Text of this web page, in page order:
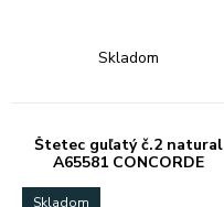
Skladom
Štetec guľatý č.2 natural
A65581 CONCORDE
Skladom